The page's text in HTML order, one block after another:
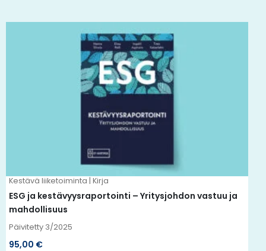
Kestävä liiketoiminta | Kirja
ESG ja kestävyysraportointi – Yritysjohdon vastuu ja
mahdollisuus
Päivitetty 3/2025
95,00 €
Tällä
tuotteella
on
useampi
muunnelma.
Voit
tehdä
tuotteen